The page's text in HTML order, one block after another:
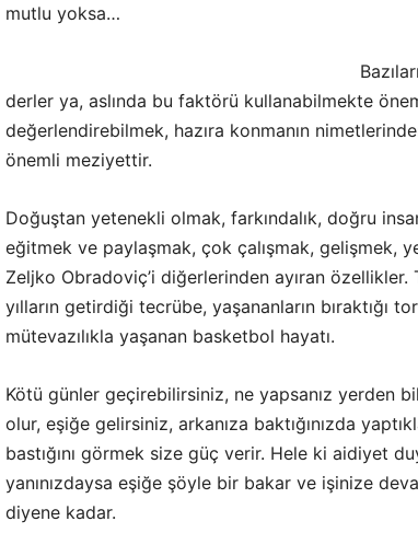
mutlu yoksa…
derler ya, aslında bu faktörü kullanabilmekte
değerlendirebilmek, hazıra konmanın
önemli meziyettir.
Doğuştan yetenekli olmak, farkındalık, doğru
eğitmek ve paylaşmak, çok çalışmak, gelişmek,
Zeljko Obradoviç’i diğerlerinden ayıran özellikler.
yılların getirdiği tecrübe, yaşananların bıraktığı
mütevazılıkla yaşanan basketbol hayatı.
Kötü günler geçirebilirsiniz, ne yapsanız yerden
olur, eşiğe gelirsiniz, arkanıza baktığınızda
bastığını görmek size güç verir. Hele ki aidiyet
yanınızdaysa eşiğe şöyle bir bakar ve işinize
diyene kadar.